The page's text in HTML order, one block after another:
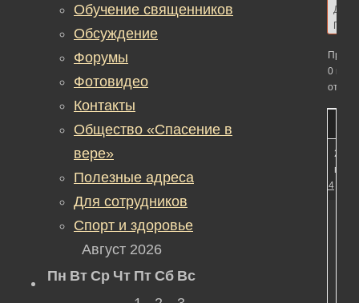
0
в
#1374
Обучение священников
Обсуждение
Форумы
Фотовидео
Контакты
Общество «Спасение в
вере»
Полезные адреса
Для сотрудников
Спорт и здоровье
Август 2026
Пн Вт Ср Чт Пт Сб Вс